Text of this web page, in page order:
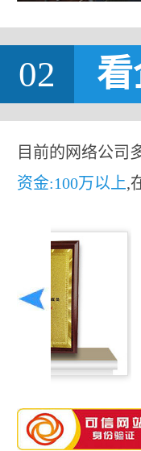
02
目前的网络公司
资金:100万以上,